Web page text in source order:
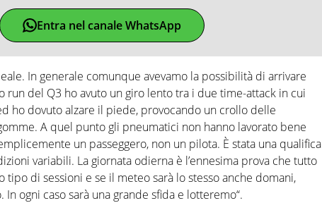
Entra nel canale WhatsApp
In generale comunque avevamo la possibilità di arrivare
run del Q3 ho avuto un giro lento tra i due time-attack in cui
ho dovuto alzare il piede, provocando un crollo delle
A quel punto gli pneumatici non hanno lavorato bene
un passeggero, non un pilota. È stata una qualifica
variabili. La giornata odierna è l’ennesima prova che tutto
tipo di sessioni e se il meteo sarà lo stesso anche domani,
ogni caso sarà una grande sfida e lotteremo“.